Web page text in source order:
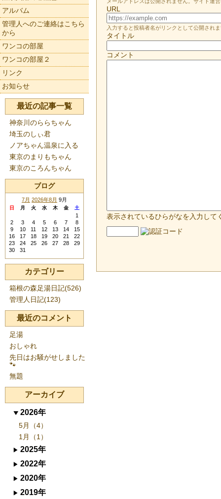
URL
入力すると投稿者名がリンクとして公開され
タイトル
コメント
表示されているひらがなを入力して
アルバム
管理人へのご連絡はこちら
から
ワンコの部屋
ワンコの部屋２
リンク
お知らせ
最近の記事一覧
神奈川のららちゃん
埼玉のしぃ君
ノアちゃん温泉に入る
東京のまりもちゃん
東京のころんちゃん
ブログ
7月 2026年8月 9月
日 月 火 水 木 金 土
1
2
3 4 5 6 7
8
9
10 11 12 13 14
15
16
17 18 19 20 21
22
23
24 25 26 27 28
29
30
31
カテゴリー
箱根の森足湯日記(526)
管理人日記(123)
最近のコメント
足湯
おしゃれ
先日はお騒がせしました
🐾
無題
アーカイブ
2026年
5月（4）
1月（1）
2025年
2022年
2020年
2019年